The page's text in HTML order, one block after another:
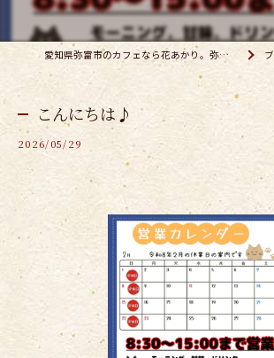
愛知県弥富市のカフェなら花あかり。弥富店 ブログ
こんにちは♪
2026/05/29